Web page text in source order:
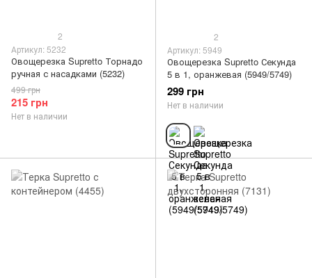
2
Артикул: 5232
Овощерезка Supretto Торнадо
ручная с насадками (5232)
215 грн
499 грн
Нет в наличии
2
Артикул: 5949
Овощерезка Supretto Секунда
5 в 1, оранжевая (5949/5749)
299 грн
Нет в наличии